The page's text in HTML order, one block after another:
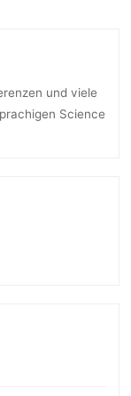
und viele
Science